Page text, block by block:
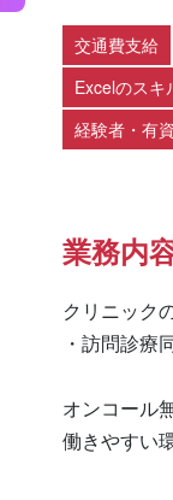
交通費支給
Excelのスキ
経験者・有
業務内
クリニック
・訪問診療
オンコール
働きやすい